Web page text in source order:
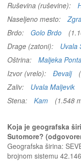
Ruševina (ruševine):
Naseljeno mesto:
Brdo:
Golo Brdo
Drage (zatoni):
Uvala
Oštrina:
Maljeka
Izvor (vrelo):
Đevalj
Zaliv:
Uvala Maljevik
Stena:
Kam (1.548
Koja je geografska
Sutomore?
Geografska širina:
brojnom sistemu